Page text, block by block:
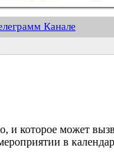
Канале
которое может
в